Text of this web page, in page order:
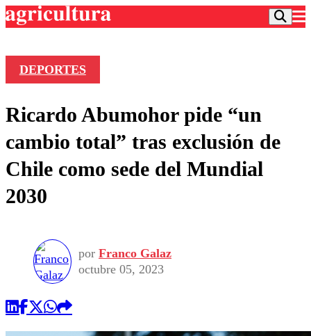
Frecuencias
Agricultura TV
Deportes
Colo Colo
Torneo Internacional
Torneo Nacional
Entretención
Internacional
Nacional
Programas
Comercial
DEPORTES
Ricardo Abumohor pide “un
cambio total” tras exclusión de
Chile como sede del Mundial
2030
por Franco Galaz
octubre 05, 2023